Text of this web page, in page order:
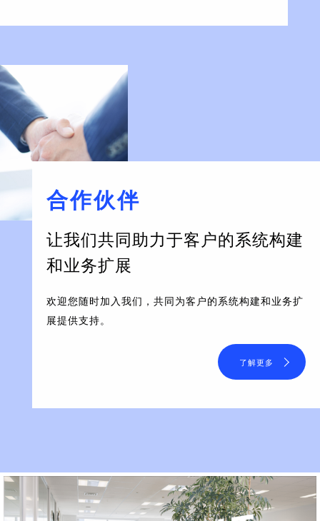
合作伙伴
让我们共同助力于客户的系统构建
和业务扩展
欢迎您随时加入我们，共同为客户的系统构建和业务扩
展提供支持。
了解更多